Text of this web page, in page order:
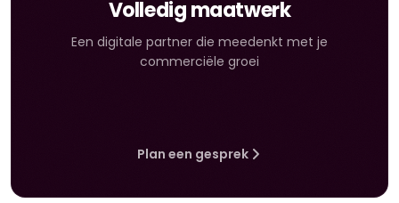
Volledig maatwerk
Een digitale partner die meedenkt met je
commerciële groei
Plan een gesprek